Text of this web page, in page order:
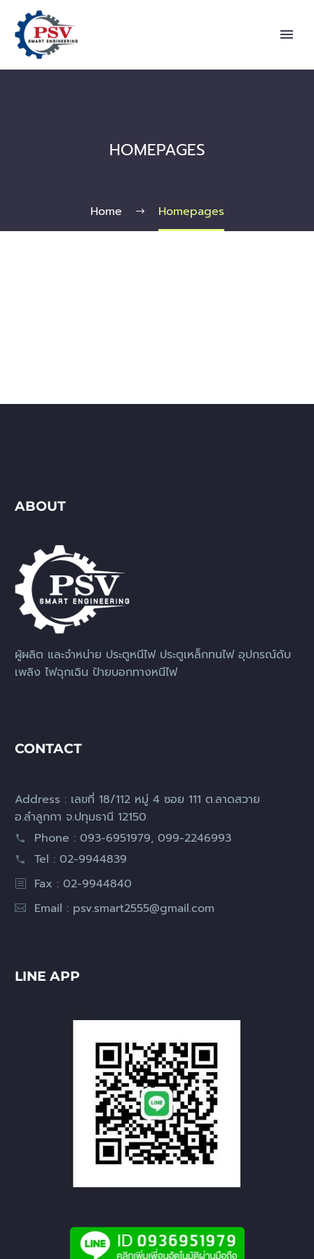
HOMEPAGES
Home Homepages
ABOUT
ผู้ผลิต และจำหน่าย ประตูหนีไฟ ประตูเหล็กทนไฟ อุปกรณ์ดับ
เพลิง ไฟฉุกเฉิน ป้ายบอกทางหนีไฟ
CONTACT
Address : เลขที่ 18/112 หมู่ 4 ซอย 111 ต.ลาดสวาย
อ.ลำลูกกา จ.ปทุมธานี 12150
Phone : 093-6951979, 099-2246993
Tel : 02-9944839
Fax : 02-9944840
Email : psv.smart2555@gmail.com
LINE APP